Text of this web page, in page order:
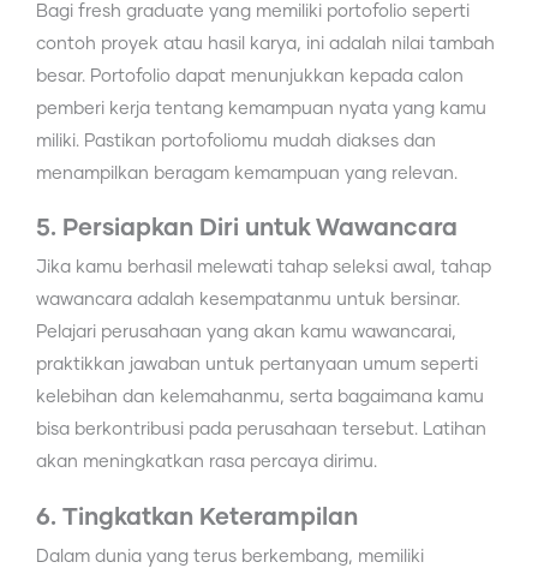
Bagi fresh graduate yang memiliki portofolio seperti
contoh proyek atau hasil karya, ini adalah nilai tambah
besar. Portofolio dapat menunjukkan kepada calon
pemberi kerja tentang kemampuan nyata yang kamu
miliki. Pastikan portofoliomu mudah diakses dan
menampilkan beragam kemampuan yang relevan.
5. Persiapkan Diri untuk Wawancara
Jika kamu berhasil melewati tahap seleksi awal, tahap
wawancara adalah kesempatanmu untuk bersinar.
Pelajari perusahaan yang akan kamu wawancarai,
praktikkan jawaban untuk pertanyaan umum seperti
kelebihan dan kelemahanmu, serta bagaimana kamu
bisa berkontribusi pada perusahaan tersebut. Latihan
akan meningkatkan rasa percaya dirimu.
6. Tingkatkan Keterampilan
Dalam dunia yang terus berkembang, memiliki